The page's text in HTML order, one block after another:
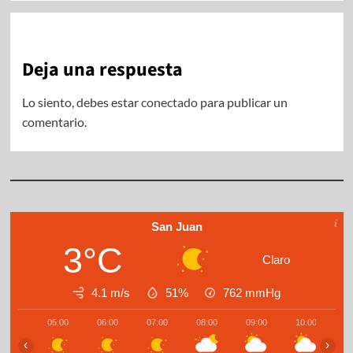
Deja una respuesta
Lo siento, debes estarconectadopara publicar un
comentario.
San Juan
3°C Claro
4.1 m/s 51% 762 mmHg
05:00 06:00 07:00 08:00 09:00 10:00
‹ ›